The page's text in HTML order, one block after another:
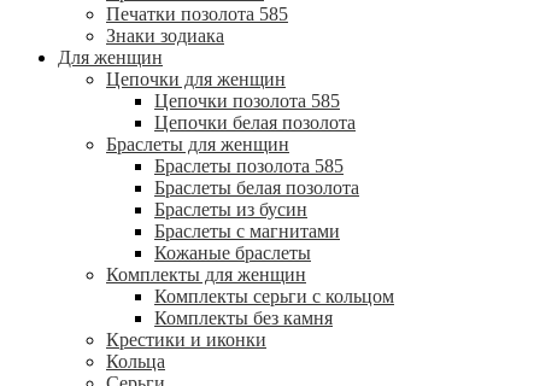
Печатки позолота 585
Знаки зодиака
Для женщин
Цепочки для женщин
Цепочки позолота 585
Цепочки белая позолота
Браслеты для женщин
Браслеты позолота 585
Браслеты белая позолота
Браслеты из бусин
Браслеты с магнитами
Кожаные браслеты
Комплекты для женщин
Комплекты серьги с кольцом
Комплекты без камня
Крестики и иконки
Кольца